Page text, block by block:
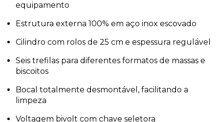
equipamento
Estrutura externa 100% em aço inox escovado
Cilindro com rolos de 25 cm e espessura regulável
Seis trefilas para diferentes formatos de massas e
biscoitos
Bocal totalmente desmontável, facilitando a
limpeza
Voltagem bivolt com chave seletora